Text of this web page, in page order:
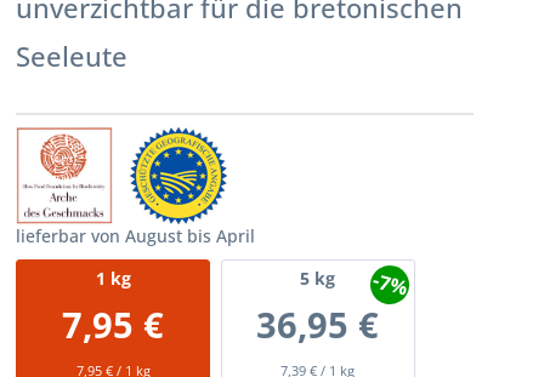
Seeleute
lieferbar von August bis April
1 kg
7,95 €
7,95 € / 1 kg
5 kg
36,95 €
7,39 € / 1 kg
-7%